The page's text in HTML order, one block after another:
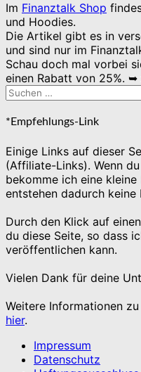
Im Finanztalk Shop
und Hoodies.
Die Artikel gibt es in
und sind nur im
Schau doch mal vorbei
einen Rabatt von 25%. ➥
Suchen
*Empfehlungs-Link
Einige Links auf dieser
(Affiliate-Links). Wenn
bekomme ich eine
entstehen dadurch
Durch den Klick auf
du diese Seite, so dass
veröffentlichen kann.
Vielen Dank für deine
Weitere Informationen
hier.
Impressum
Datenschutz